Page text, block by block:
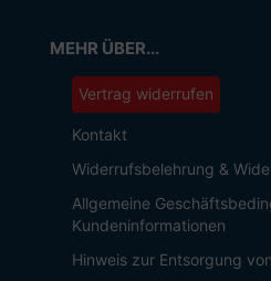
MEHR ÜBER...
Vertrag widerrufen
Kontakt
Widerrufsbelehrung &
Allgemeine
Kundeninformationen
Hinweis zur Entsorgung